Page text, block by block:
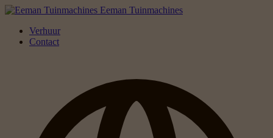
Eeman Tuinmachines
Verhuur
Contact